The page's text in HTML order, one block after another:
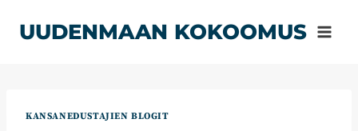
sisältöön
UUDENMAAN KOKOOMUS
KANSANEDUSTAJIEN BLOGIT